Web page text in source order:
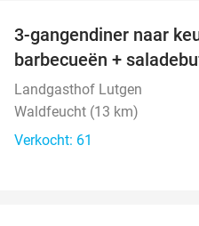
3-gangendiner naar
barbecueën +
Landgasthof Lutgen
Waldfeucht (13 km)
Verkocht: 61